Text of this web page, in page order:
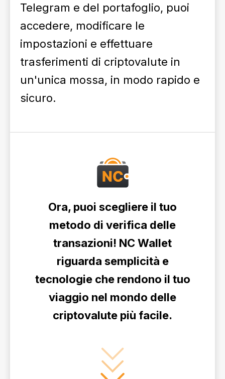
Telegram e del portafoglio, puoi
accedere, modificare le
impostazioni e effettuare
trasferimenti di criptovalute in
un'unica mossa, in modo rapido e
sicuro.
Ora, puoi scegliere il tuo
metodo di verifica delle
transazioni! NC Wallet
riguarda semplicità e
tecnologie che rendono il tuo
viaggio nel mondo delle
criptovalute più facile.